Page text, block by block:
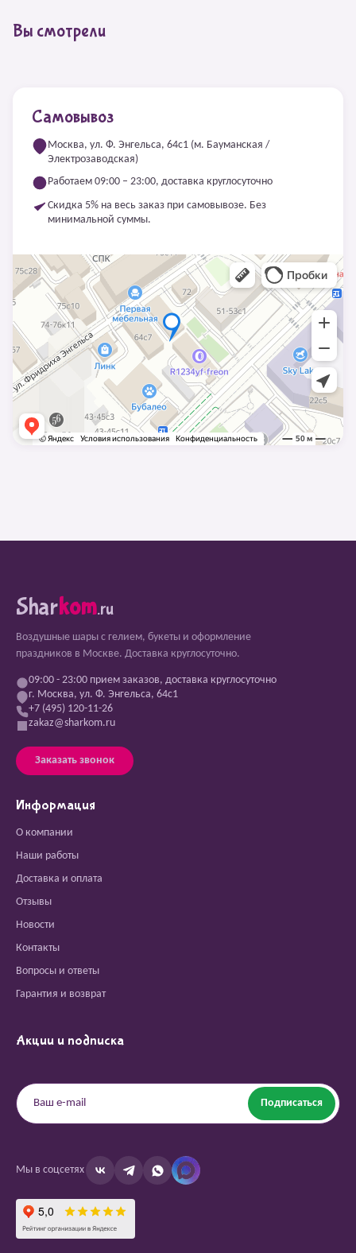
Вы смотрели
Самовывоз
Москва, ул. Ф. Энгельса, 64с1 (м. Бауманская /
Электрозаводская)
Работаем 09:00 – 23:00, доставка круглосуточно
Скидка 5% на весь заказ при самовывозе. Без
минимальной суммы.
Sharkom.ru
Воздушные шары с гелием, букеты и оформление
праздников в Москве. Доставка круглосуточно.
09:00 - 23:00 прием заказов, доставка круглосуточно
г. Москва, ул. Ф. Энгельса, 64с1
+7 (495) 120-11-26
zakaz@sharkom.ru
Заказать звонок
Информация
О компании
Наши работы
Доставка и оплата
Отзывы
Новости
Контакты
Вопросы и ответы
Гарантия и возврат
Акции и подписка
Подписаться
Мы в соцсетях